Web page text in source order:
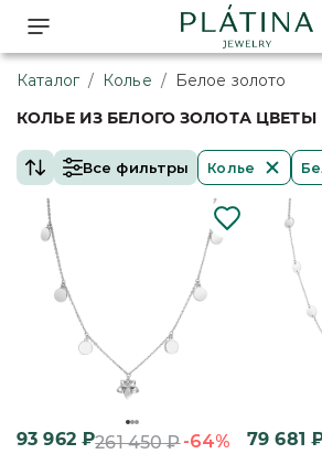
Каталог / Колье / Белое золото
КОЛЬЕ ИЗ БЕЛОГО ЗОЛОТА ЦВЕТЫ
Все фильтры Колье
93 962₽261 450₽-64% 79 681